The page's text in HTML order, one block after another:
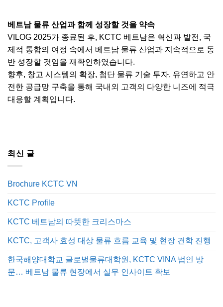
베트남 물류 산업과 함께 성장할 것을 약속
VILOG 2025가 종료된 후, KCTC 베트남은 혁신과 발전, 국
제적 통합의 여정 속에서 베트남 물류 산업과 지속적으로 동
반 성장할 것임을 재확인하였습니다.
향후, 창고 시스템의 확장, 첨단 물류 기술 투자, 유연하고 안
전한 공급망 구축을 통해 국내외 고객의 다양한 니즈에 적극
대응할 계획입니다.
최신 글
Brochure KCTC VN
KCTC Profile
KCTC 베트남의 따뜻한 크리스마스
KCTC, 고객사 효성 대상 물류 흐름 교육 및 현장 견학 진행
한국해양대학교 글로벌물류대학원, KCTC VINA 법인 방
문… 베트남 물류 현장에서 실무 인사이트 확보